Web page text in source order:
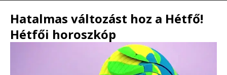
Hatalmas változást hoz a Hétfő!
Hétfői horoszkóp